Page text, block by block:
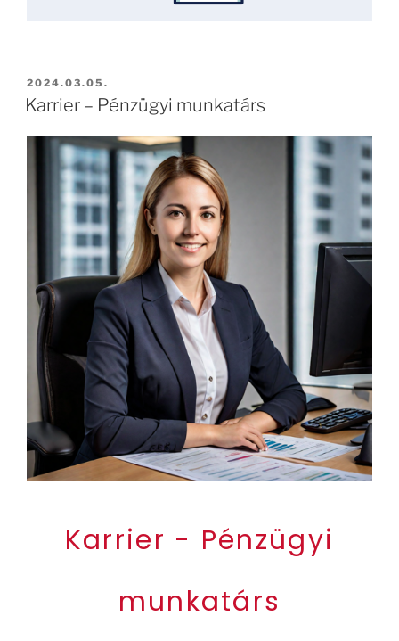
2024.03.05.
Karrier – Pénzügyi munkatárs
Karrier - Pénzügyi
munkatárs